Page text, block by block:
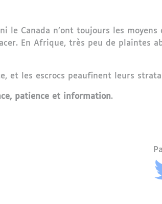
le Canada n’ont toujours les moyens
En Afrique, très peu de plaintes
et les escrocs peaufinent leurs
patience et information.